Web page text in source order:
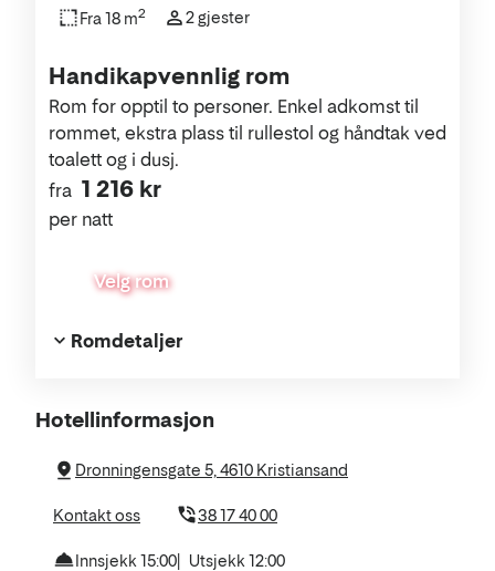
Handikapvennlig rom
fra 1 216 kr
per natt
Rom for opptil to personer. Enkel adkomst til
rommet, ekstra plass til rullestol og håndtak ved
toalett og i dusj.
Velg rom
Fra 18 m2 2 gjester
Romdetaljer
Om
hotellet
Hotellinformasjon
Dronningensgate 5, 4610 Kristiansand
Kontakt oss 38 17 40 00
Innsjekk 15:00 Utsjekk 12:00